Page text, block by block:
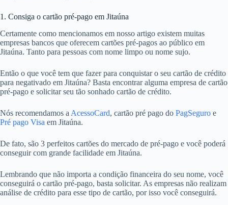
1. Consiga o cartão pré-pago em Jitaúna
Certamente como mencionamos em nosso artigo existem muitas
empresas bancos que oferecem cartões pré-pagos ao público em
Jitaúna. Tanto para pessoas com nome limpo ou nome sujo.
Então o que você tem que fazer para conquistar o seu cartão de crédito
para negativado em Jitaúna? Basta encontrar alguma empresa de cartão
pré-pago e solicitar seu tão sonhado cartão de crédito.
Nós recomendamos a AcessoCard, cartão pré pago do PagSeguro e
Pré pago Visa em Jitaúna.
De fato, são 3 perfeitos cartões do mercado de pré-pago e você poderá
conseguir com grande facilidade em Jitaúna.
Lembrando que não importa a condição financeira do seu nome, você
conseguirá o cartão pré-pago, basta solicitar. As empresas não realizam
análise de crédito para esse tipo de cartão, por isso você conseguirá.